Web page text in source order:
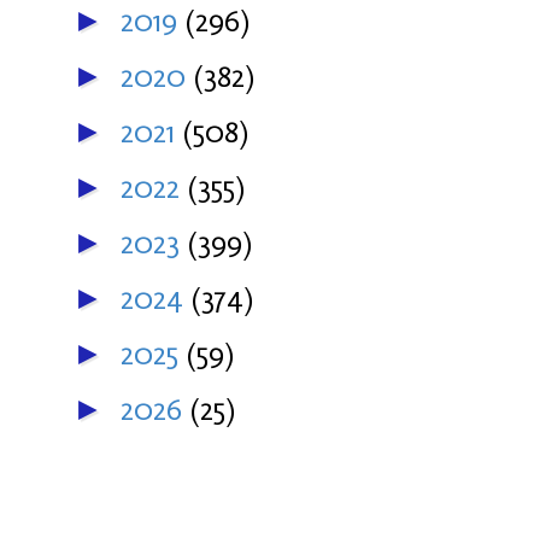
► 2019 (296)
► 2020 (382)
► 2021 (508)
► 2022 (355)
► 2023 (399)
► 2024 (374)
► 2025 (59)
► 2026 (25)